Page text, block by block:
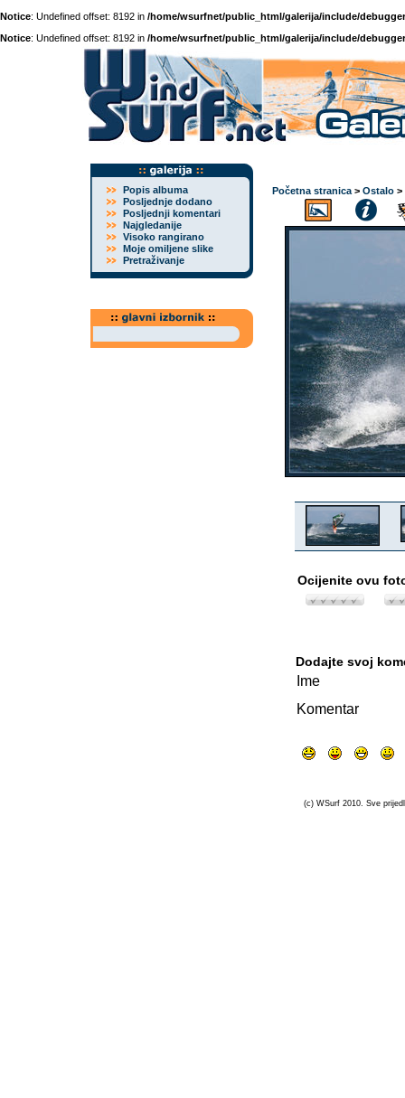
Notice: Undefined offset: 8192 in /home/wsurfnet/public_html/galerija/include/
Notice: Undefined offset: 8192 in /home/wsurfnet/public_html/galerija/include/
Popis albuma
Posljednje dodano
Posljednji komentari
Najgledanije
Visoko rangirano
Moje omiljene slike
Pretraživanje
Početna stranica > Ostalo >
Ocijenite ovu
Dodajte svoj
Ime
Komentar
(c) WSurf 2010. Sve